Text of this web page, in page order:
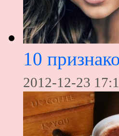
10
2012-12-23